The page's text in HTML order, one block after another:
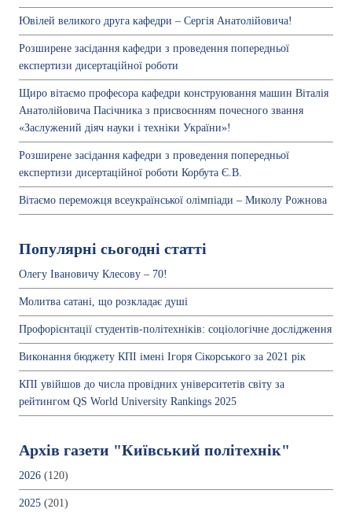
Ювілей великого друга кафедри – Сергія Анатолійовича!
Розширене засідання кафедри з проведення попередньої
експертизи дисертаційної роботи
Щиро вітаємо професора кафедри конструювання машин Віталія
Анатолійовича Пасічника з присвоєнням почесного звання
«Заслужений діяч науки і техніки України»!
Розширене засідання кафедри з проведення попередньої
експертизи дисертаційної роботи Корбута Є.В.
Вітаємо переможця всеукраїнської олімпіади – Миколу Рожнова
Популярні сьогодні статті
Олегу Івановичу Клесову – 70!
Молитва сатані, що розкладає душі
Профорієнтації студентів-політехніків: соціологічне дослідження
Виконання бюджету КПІ імені Ігоря Сікорського за 2021 рік
КПІ увійшов до числа провідних університетів світу за
рейтингом QS World University Rankings 2025
Архів газети "Київський політехнік"
2026 (120)
2025 (201)